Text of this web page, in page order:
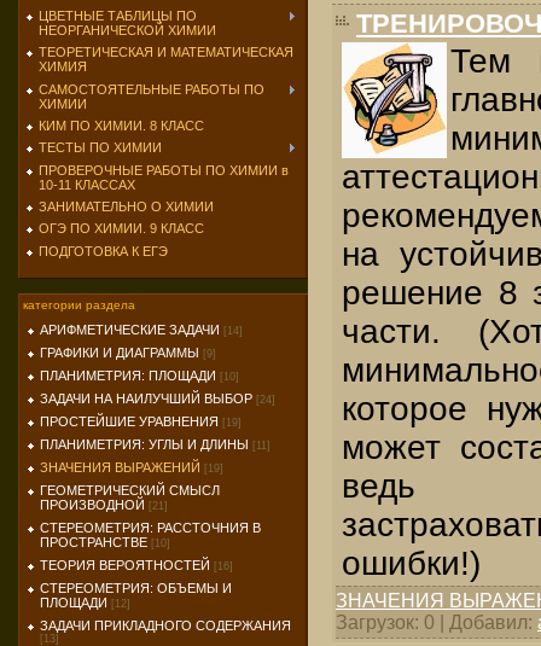
ЦВЕТНЫЕ ТАБЛИЦЫ ПО
НЕОРГАНИЧЕСКОЙ ХИМИИ
ТЕОРЕТИЧЕСКАЯ И МАТЕМАТИЧЕСКАЯ
ХИМИЯ
САМОСТОЯТЕЛЬНЫЕ РАБОТЫ ПО
ХИМИИ
КИМ ПО ХИМИИ. 8 КЛАСС
ТЕСТЫ ПО ХИМИИ
ПРОВЕРОЧНЫЕ РАБОТЫ ПО ХИМИИ в
10-11 КЛАССАХ
ЗАНИМАТЕЛЬНО О ХИМИИ
ОГЭ ПО ХИМИИ. 9 КЛАСС
ПОДГОТОВКА К ЕГЭ
категории раздела
АРИФМЕТИЧЕСКИЕ ЗАДАЧИ [14]
ГРАФИКИ И ДИАГРАММЫ [9]
ПЛАНИМЕТРИЯ: ПЛОЩАДИ [10]
ЗАДАЧИ НА НАИЛУЧШИЙ ВЫБОР [24]
ПРОСТЕЙШИЕ УРАВНЕНИЯ [19]
ПЛАНИМЕТРИЯ: УГЛЫ И ДЛИНЫ [11]
ЗНАЧЕНИЯ ВЫРАЖЕНИЙ [19]
ГЕОМЕТРИЧЕСКИЙ СМЫСЛ
ПРОИЗВОДНОЙ [21]
СТЕРЕОМЕТРИЯ: РАССТОЧНИЯ В
ПРОСТРАНСТВЕ [10]
ТЕОРИЯ ВЕРОЯТНОСТЕЙ [16]
СТЕРЕОМЕТРИЯ: ОБЪЕМЫ И
ПЛОЩАДИ [12]
ЗАДАЧИ ПРИКЛАДНОГО СОДЕРЖАНИЯ
[13]
Тем
на
решение 8
части.
которое
может
ведь
ошибки!)
ЗНАЧЕНИЯ
Загрузок: 0 | Добавил: